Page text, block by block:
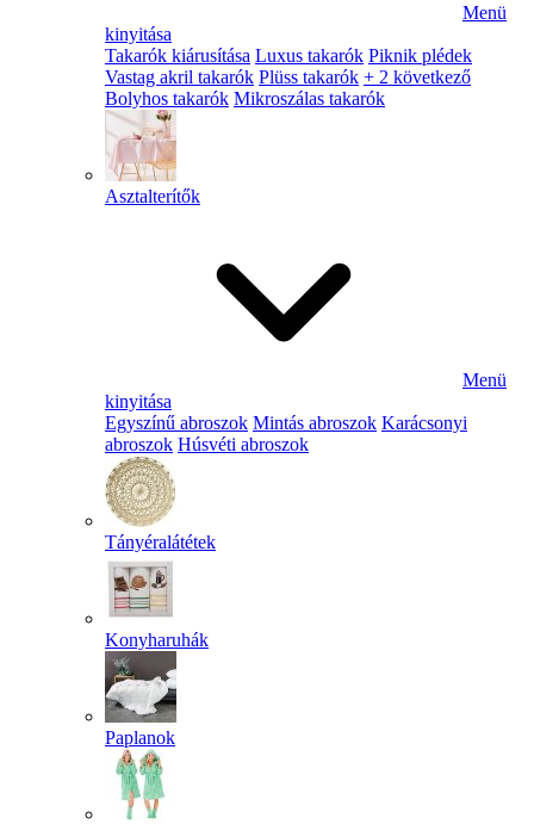
Menü
kinyitása
Takarók kiárusítása Luxus takarók Piknik plédek
Vastag akril takarók Plüss takarók + 2 következő
Bolyhos takarók Mikroszálas takarók
Asztalterítők
Menü
kinyitása
Egyszínű abroszok Mintás abroszok Karácsonyi
abroszok Húsvéti abroszok
Tányéralátétek
Konyharuhák
Paplanok